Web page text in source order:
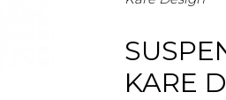
KARE